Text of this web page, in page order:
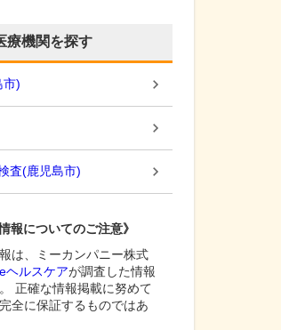
療機関を探す
市)
査(鹿児島市)
報についてのご注意》
は、ミーカンパニー株式
ヘルスケアが調査した情報
正確な情報掲載に努めて
全に保証するものではあ